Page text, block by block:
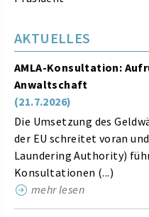
AKTUELLES
AMLA-Konsultation:
Anwaltschaft
(21.7.2026)
Die Umsetzung des
der EU schreitet voran
Laundering Authority)
Konsultationen (...)
mehr lesen